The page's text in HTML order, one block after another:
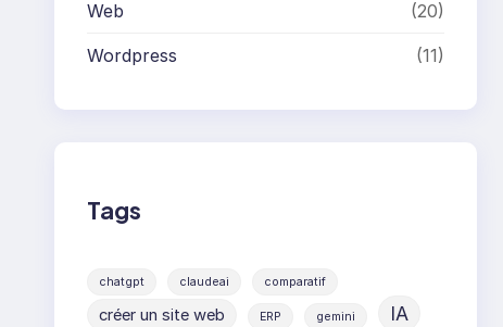
Web (20)
Wordpress (11)
Tags
chatgpt claudeai comparatif
créer un site web ERP gemini IA